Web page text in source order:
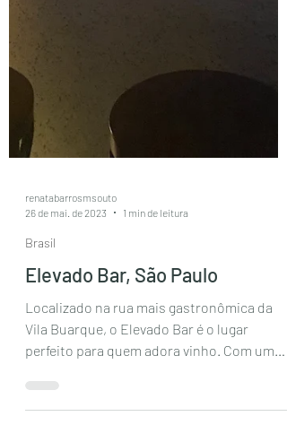
renatabarrosmsouto
26 de mai. de 2023
1 min de leitura
Brasil
Elevado Bar, São Paulo
Localizado na rua mais gastronômica da